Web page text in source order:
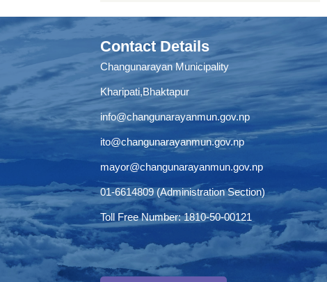
Contact Details
Changunarayan Municipality
Kharipati,Bhaktapur
info@changunarayanmun.gov.np
ito@changunarayanmun.gov.np
mayor@changunarayanmun.gov.np
01-6614809 (Administration Section)
Toll Free Number: 1810-50-00121